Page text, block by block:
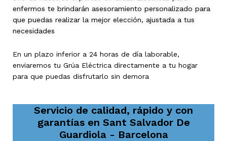
enfermos te brindarán asesoramiento personalizado para
que puedas realizar la mejor elección, ajustada a tus
necesidades
En un plazo inferior a 24 horas de día laborable,
enviaremos tu Grúa Eléctrica directamente a tu hogar
para que puedas disfrutarlo sin demora
Servicio de calidad, rápido y con
garantías en Sant Salvador De
Guardiola - Barcelona